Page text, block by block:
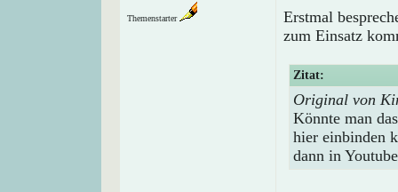
Themenstarter
Erstmal
zum Einsatz
Zitat:
Original von
Könnte man
hier einbinden
dann in